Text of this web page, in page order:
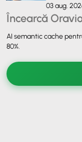
03 aug.
Încearcă
AI semantic cache
80%.